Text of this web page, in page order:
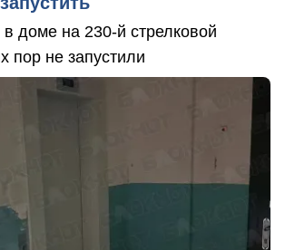
доме на 230-й стрелковой
пор не запустили